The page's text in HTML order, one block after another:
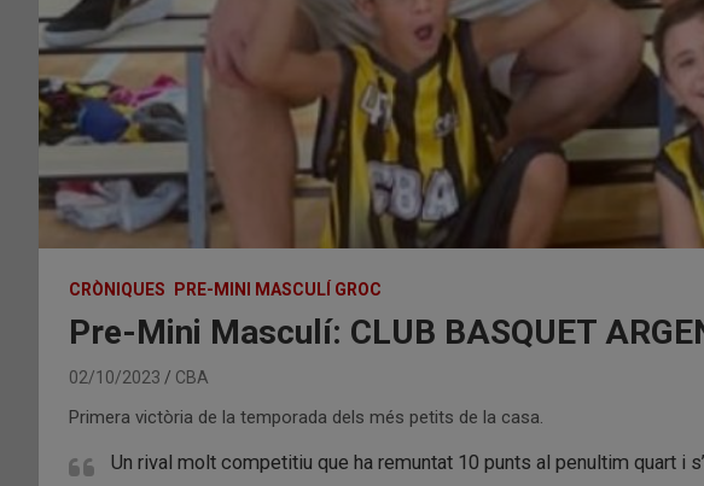
CRÒNIQUES PRE-MINI MASCULÍ GROC
Pre-Mini Masculí: CLUB BASQUET
02/10/2023 CBA
Primera victòria de la temporada dels més petits de la casa.
Un rival molt competitiu que ha remuntat 10 punts al penultim quart i